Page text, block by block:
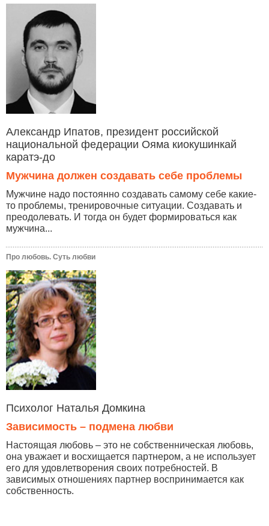
Александр Ипатов, президент российской
национальной федерации Ояма киокушинкай
каратэ-до
Мужчина должен создавать себе проблемы
Мужчине надо постоянно создавать самому себе какие-
то проблемы, тренировочные ситуации. Создавать и
преодолевать. И тогда он будет формироваться как
мужчина...
Про любовь. Суть любви
Психолог Наталья Домкина
Зависимость – подмена любви
Настоящая любовь – это не собственническая любовь,
она уважает и восхищается партнером, а не использует
его для удовлетворения своих потребностей. В
зависимых отношениях партнер воспринимается как
собственность.